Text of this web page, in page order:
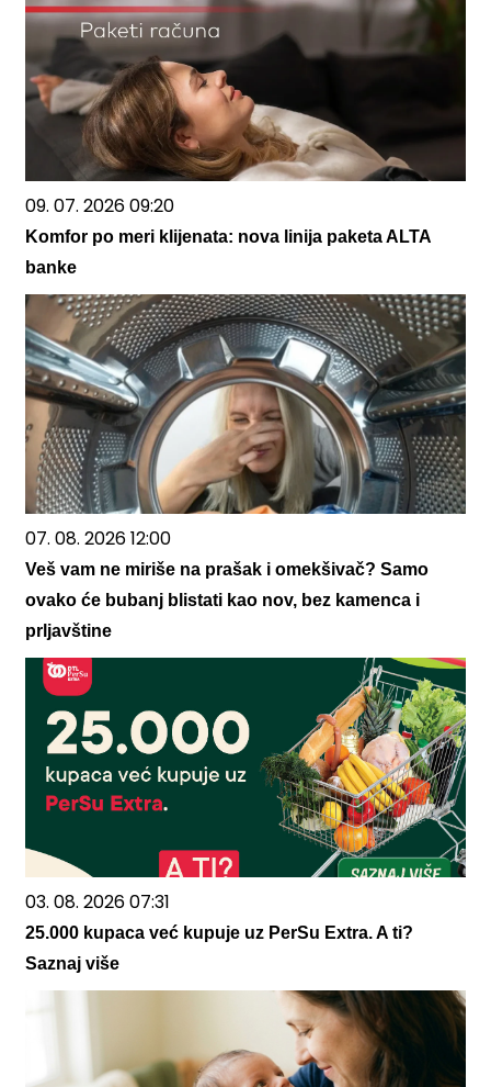
09. 07. 2026 09:20
Komfor po meri klijenata: nova linija paketa ALTA
banke
07. 08. 2026 12:00
Veš vam ne miriše na prašak i omekšivač? Samo
ovako će bubanj blistati kao nov, bez kamenca i
prljavštine
03. 08. 2026 07:31
25.000 kupaca već kupuje uz PerSu Extra. A ti?
Saznaj više